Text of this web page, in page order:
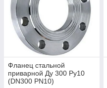
Фланец стальной
приварной Ду 300 Ру10
(DN300 PN10)